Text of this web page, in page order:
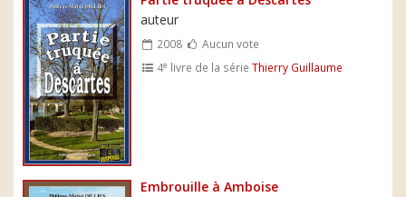
auteur
2008
Aucun vote
4e livre de la sérieThierry Guillaume
Embrouille à Amboise